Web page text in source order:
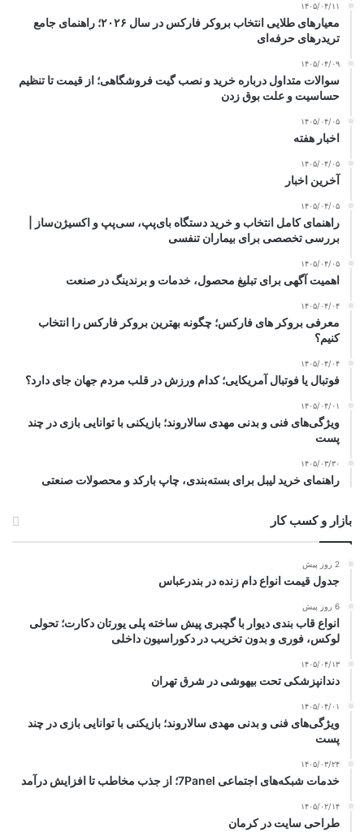
۱۴۰۵/۰۴/۱۱
معیارهای طلایی انتخاب بروکر فارکس در سال ۲۰۲۶؛ راهنمای جامع
تریدرهای حرفه‌ای
۱۴۰۵/۰۴/۰۹
سوالات متداول درباره خرید و نصب گیت فروشگاهی؛ از قیمت تا تنظیم
حساسیت و علت بوق زدن
۱۴۰۵/۰۴/۰۵
اخبار هفته
۱۴۰۵/۰۴/۰۵
آخرین اخبار
۱۴۰۵/۰۴/۰۵
راهنمای کامل انتخاب و خرید دستگاه بای‌پپ، سی‌پپ و اکسیژن‌ساز |
بررسی تخصصی برای بیماران تنفسی
۱۴۰۵/۰۴/۰۵
اهمیت آگهی برای تبلیغ محصول، خدمات و برندینگ در صنعت
۱۴۰۵/۰۴/۰۴
معرفی بروکر های فارکس؛ چگونه بهترین بروکر فارکس را انتخاب
کنیم؟
۱۴۰۵/۰۴/۰۴
فوتبال یا فوتبال آمریکایی؛ کدام ورزش در قلب مردم جهان جای دارد؟
۱۴۰۵/۰۴/۰۱
ویژگی‌های فنی و بدنی مهدی سالاروند؛ بازیکنی با توانایی بازی در چند
پست
۱۴۰۵/۰۳/۳۰
راهنمای خرید لیبل برای بسته‌بندی، چاپ بارکد و محصولات صنعتی
بازار و کسب کار
2 روز پیش
جدول قیمت انواع دام زنده در بندرعباس
6 روز پیش
انواع قاب بندی دیوار با گچبری پیش ساخته پلی یورتان دکارت؛ تحولی
لوکس، فوری و بدون تخریب در دکوراسیون داخلی
۱۴۰۵/۰۴/۱۳
دندانپزشکی تحت بیهوشی در شرق تهران
۱۴۰۵/۰۴/۰۱
ویژگی‌های فنی و بدنی مهدی سالاروند؛ بازیکنی با توانایی بازی در چند
پست
۱۴۰۵/۰۳/۲۴
خدمات شبکه‌های اجتماعی 7Panel؛ از جذب مخاطب تا افزایش درآمد
۱۴۰۵/۰۲/۱۴
طراحی سایت در کرمان